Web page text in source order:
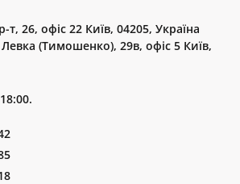
26, офіс 22 Київ, 04205, Україна
(Тимошенко), 29в, офіс 5 Київ,